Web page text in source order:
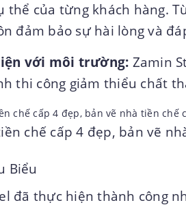
thể của từng khách hàng.
đảm bảo sự hài lòng và
với môi trường: Zamin
thi công giảm thiểu chất
chế cấp 4 đẹp, bản vẽ
Biểu
đã thực hiện thành công